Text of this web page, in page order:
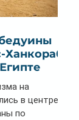
на
в центре
по